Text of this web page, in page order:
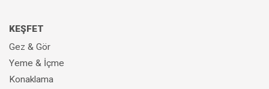
KEŞFET
Gez & Gör
Yeme & İçme
Konaklama